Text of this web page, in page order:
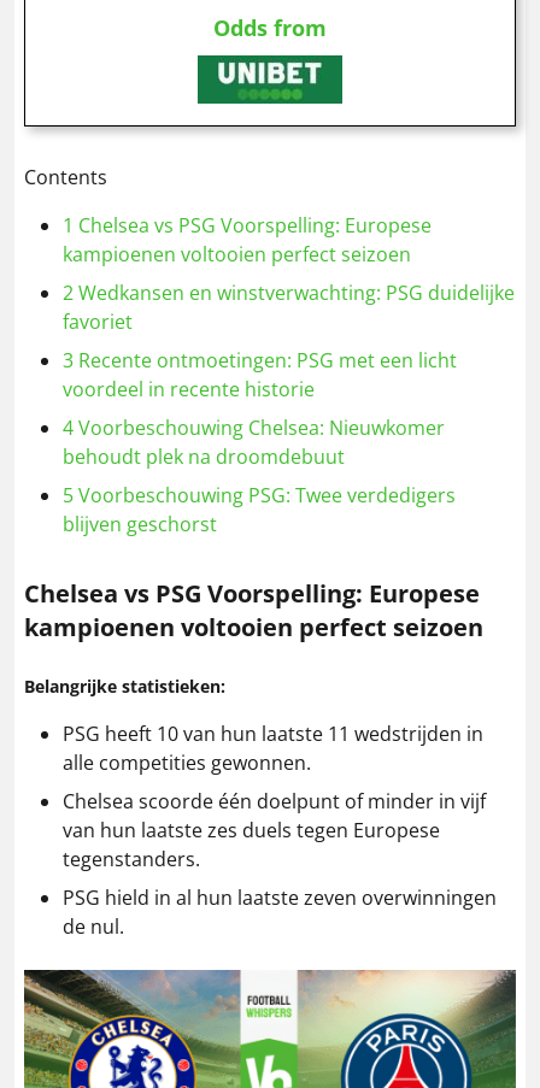
Odds from
Contents
1 Chelsea vs PSG Voorspelling: Europese
kampioenen voltooien perfect seizoen
2Wedkansen en winstverwachting: PSG duidelijke
favoriet
3 Recente ontmoetingen: PSG met een licht
voordeel in recente historie
4Voorbeschouwing Chelsea: Nieuwkomer
behoudt plek na droomdebuut
5Voorbeschouwing PSG: Twee verdedigers
blijven geschorst
Chelsea vs PSG Voorspelling: Europese
kampioenen voltooien perfect seizoen
Belangrijke statistieken:
PSG heeft 10 van hun laatste 11 wedstrijden in
alle competities gewonnen.
Chelsea scoorde één doelpunt of minder in vijf
van hun laatste zes duels tegen Europese
tegenstanders.
PSG hield in al hun laatste zeven overwinningen
de nul.